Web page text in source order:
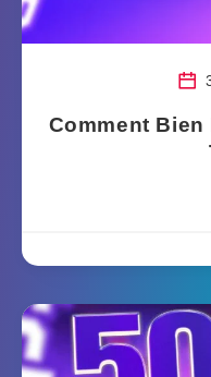
Comment Bien